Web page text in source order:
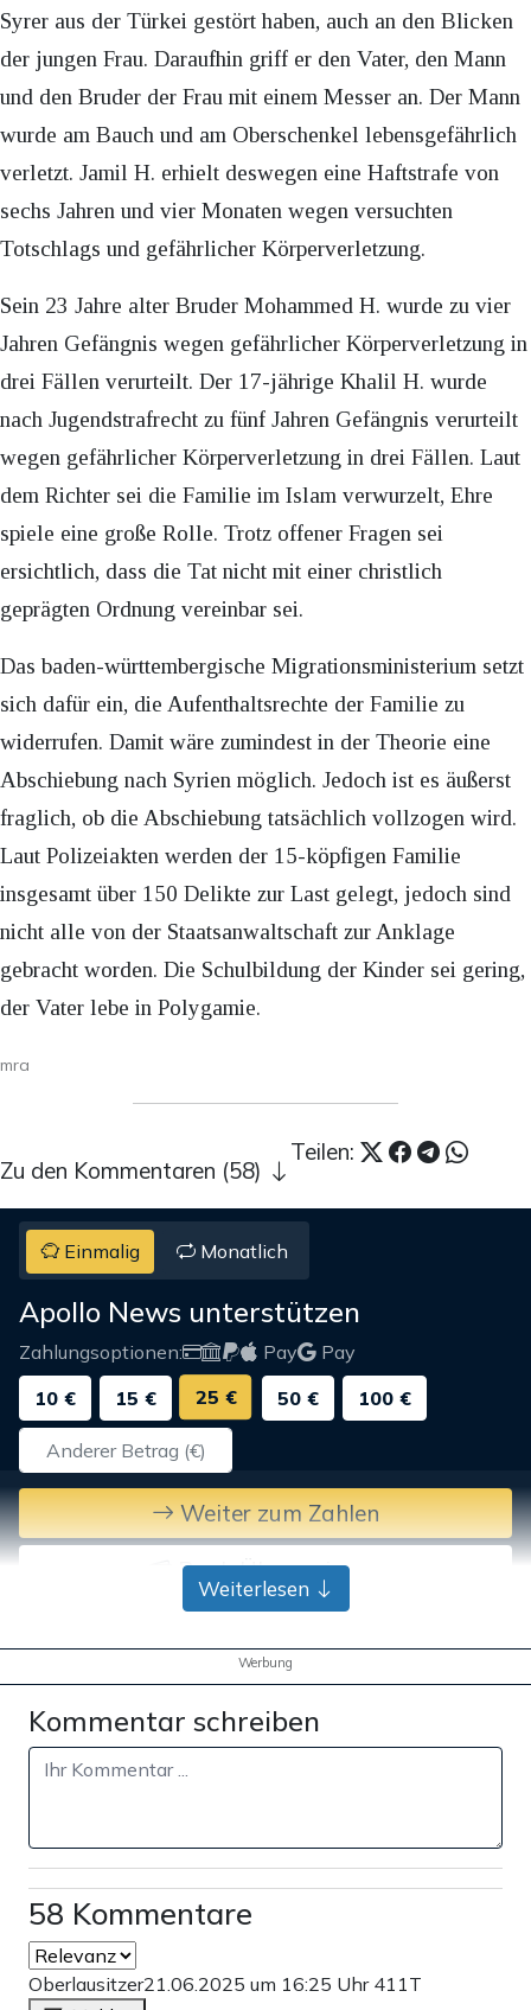
Syrer aus der Türkei gestört haben, auch an den Blicken
der jungen Frau. Daraufhin griff er den Vater, den Mann
und den Bruder der Frau mit einem Messer an. Der Mann
wurde am Bauch und am Oberschenkel lebensgefährlich
verletzt. Jamil H. erhielt deswegen eine Haftstrafe von
sechs Jahren und vier Monaten wegen versuchten
Totschlags und gefährlicher Körperverletzung.
Sein 23 Jahre alter Bruder Mohammed H. wurde zu vier
Jahren Gefängnis wegen gefährlicher Körperverletzung in
drei Fällen verurteilt. Der 17-jährige Khalil H. wurde
nach Jugendstrafrecht zu fünf Jahren Gefängnis verurteilt
wegen gefährlicher Körperverletzung in drei Fällen. Laut
dem Richter sei die Familie im Islam verwurzelt, Ehre
spiele eine große Rolle. Trotz offener Fragen sei
ersichtlich, dass die Tat nicht mit einer christlich
geprägten Ordnung vereinbar sei.
Das baden-württembergische Migrationsministerium setzt
sich dafür ein, die Aufenthaltsrechte der Familie zu
widerrufen. Damit wäre zumindest in der Theorie eine
Abschiebung nach Syrien möglich. Jedoch ist es äußerst
fraglich, ob die Abschiebung tatsächlich vollzogen wird.
Laut Polizeiakten werden der 15-köpfigen Familie
insgesamt über 150 Delikte zur Last gelegt, jedoch sind
nicht alle von der Staatsanwaltschaft zur Anklage
gebracht worden. Die Schulbildung der Kinder sei gering,
der Vater lebe in Polygamie.
mra
Teilen:
Zu den Kommentaren (58)
Einmalig Monatlich
Apollo News unterstützen
Zahlungsoptionen: Pay
Pay
10 €
15 € 25 € 50 € 100 €
Weiter zum Zahlen
Bank-Überweisung
Weiterlesen
Werbung
Kommentar schreiben
58 Kommentare
Oberlausitzer21.06.2025 um 16:25 Uhr 411T